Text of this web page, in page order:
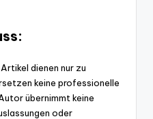
dienen nur zu
keine professionelle
übernimmt keine
oder